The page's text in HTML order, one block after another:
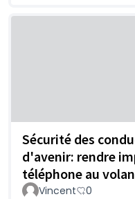
Sécurité des
d'avenir: rendre
téléphone au
Vincent 0